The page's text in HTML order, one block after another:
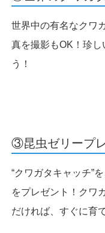
世界中の有名なクワ
真を撮影もOK！珍
う！
③昆虫ゼリープ
“クワガタキャッチ”
をプレゼント！クワ
だければ、すぐに育